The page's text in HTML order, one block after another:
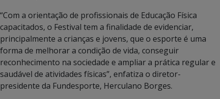
“Com a orientação de profissionais de Educação Física
capacitados, o Festival tem a finalidade de evidenciar,
principalmente a crianças e jovens, que o esporte é uma
forma de melhorar a condição de vida, conseguir
reconhecimento na sociedade e ampliar a prática regular e
saudável de atividades físicas”, enfatiza o diretor-
presidente da Fundesporte, Herculano Borges.